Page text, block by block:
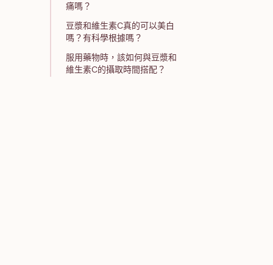
痛嗎？
豆漿和維生素C真的可以美白
嗎？有科學根據嗎？
服用藥物時，該如何與豆漿和
維生素C的攝取時間搭配？